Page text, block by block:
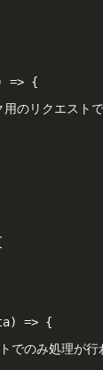
=> {
のリクエスト
=> {
でのみ処理が行